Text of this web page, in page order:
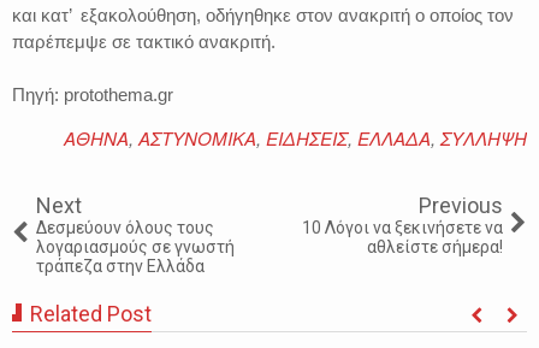
και κατ’ εξακολούθηση, οδήγηθηκε στον ανακριτή ο οποίος τον
παρέπεμψε σε τακτικό ανακριτή.
Πηγή: protothema.gr
ΑΘΗΝΑ, ΑΣΤΥΝΟΜΙΚΑ, ΕΙΔΗΣΕΙΣ, ΕΛΛΑΔΑ, ΣΥΛΛΗΨΗ
Next
Δεσμεύουν όλους τους
λογαριασμούς σε γνωστή
τράπεζα στην Ελλάδα
Previous
10 Λόγοι να ξεκινήσετε να
αθλείστε σήμερα!
Related Post